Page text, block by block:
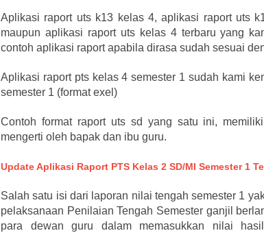
Aplikasi raport uts k13 kelas 4, aplikasi raport uts
maupun aplikasi raport uts kelas 4 terbaru yang
contoh aplikasi raport apabila dirasa sudah sesuai
Aplikasi raport pts kelas 4 semester 1 sudah kami
semester 1 (format exel)
Contoh format raport uts sd yang satu ini,
mengerti oleh bapak dan ibu guru.
Update Aplikasi Raport PTS Kelas 2 SD/MI Semester 1
Salah satu isi dari laporan nilai tengah semester 1
pelaksanaan Penilaian Tengah Semester ganjil
para dewan guru dalam memasukkan nilai